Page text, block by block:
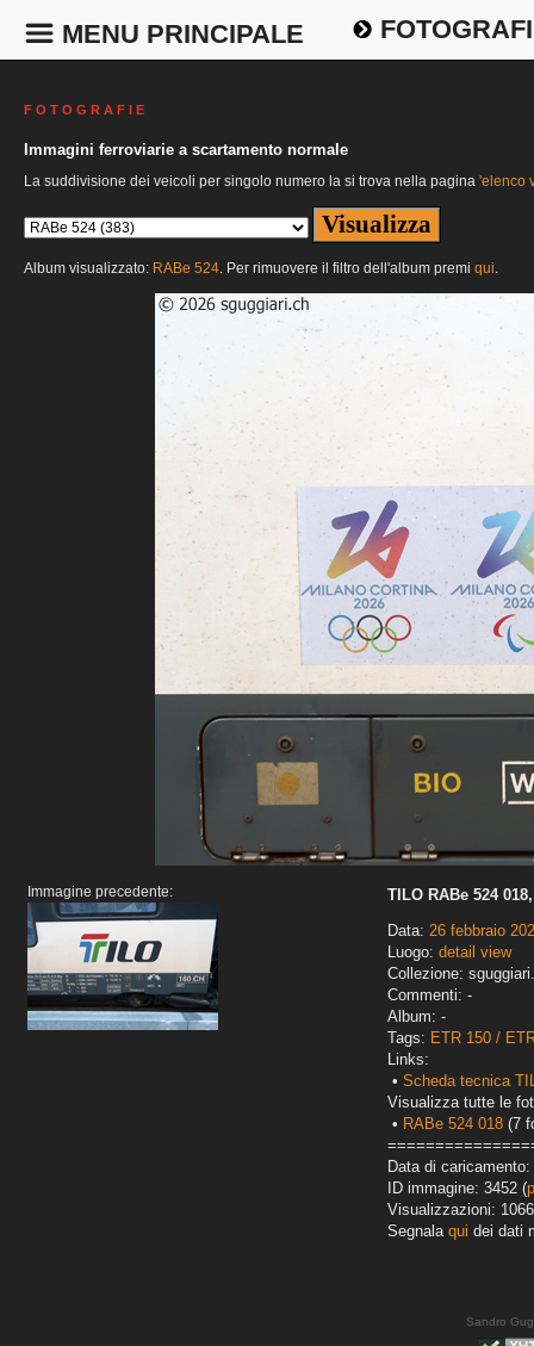
MENU PRINCIPALE
F O T O G R A F I E
Immagini ferroviarie a scartamento normale
La suddivisione dei veicoli per singolo numero la si trova nella pagina 'elenco
Album visualizzato: RABe 524. Per rimuovere il filtro dell'album premi qui.
Immagine precedente:
TILO RABe 524
Data: 26 febbraio
Luogo: detail view
Collezione:
Commenti: -
Album: -
Tags: ETR 150 /
Links:
• Scheda tecnica
Visualizza tutte le
• RABe 524 018 (7
Data di
ID immagine: 3452 (
Visualizzazioni: 1066
Segnala qui dei dati
Sandro